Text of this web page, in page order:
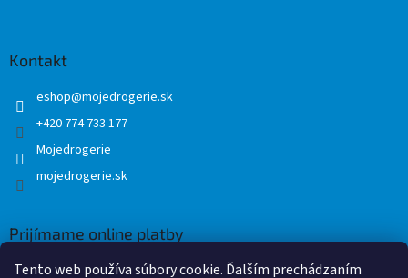
Tento web používa súbory cookie. Ďalším prechádzaním
Kontakt
eshop@mojedrogerie.sk
+420 774 733 177
Mojedrogerie
mojedrogerie.sk
Prijímame online platby